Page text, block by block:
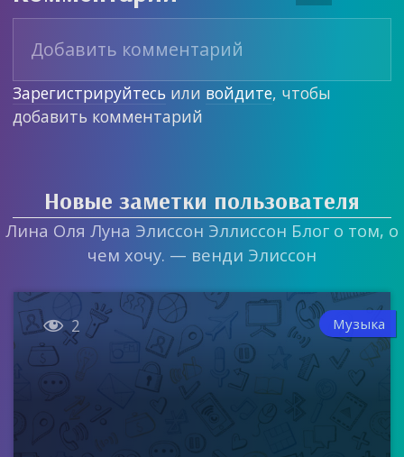
Зарегистрируйтесь или войдите, чтобы
добавить комментарий
Новые заметки пользователя
Лина Оля Луна Элиссон Эллиссон Блог о том, о
чем хочу. — венди Элиссон
 2 Музыка